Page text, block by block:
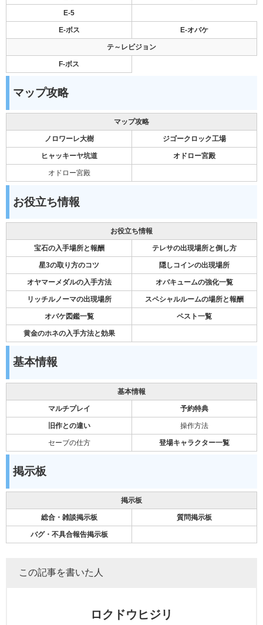
E-5
E-ボス E-オバケ
テ～レビジョン
F-ボス
マップ攻略
マップ攻略
ノロワーレ大樹 ジゴークロック工場
ヒャッキーヤ坑道 オドロー宮殿
オドロー宮殿
お役立ち情報
お役立ち情報
宝石の入手場所と報酬 テレサの出現場所と倒し方
星3の取り方のコツ 隠しコインの出現場所
オヤマーメダルの入手方法 オバキュームの強化一覧
リッチルノーマの出現場所 スペシャルルームの場所と報酬
オバケ図鑑一覧 ペスト一覧
黄金のホネの入手方法と効果
基本情報
基本情報
マルチプレイ 予約特典
旧作との違い 操作方法
セーブの仕方 登場キャラクター一覧
掲示板
掲示板
総合・雑談掲示板 質問掲示板
バグ・不具合報告掲示板
この記事を書いた人
ロクドウヒジリ